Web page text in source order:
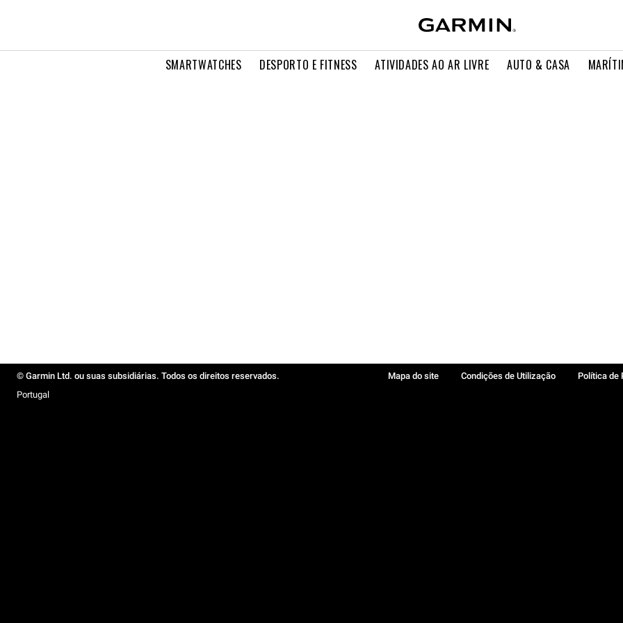
SMARTWATCHES DESPORTO E FITNESS ATIVIDADES AO AR LIVRE AUTO & CASA
© Garmin Ltd. ou suas subsidiárias. Todos os direitos reservados. Mapa do site Condições de Utilização Política de
Portugal